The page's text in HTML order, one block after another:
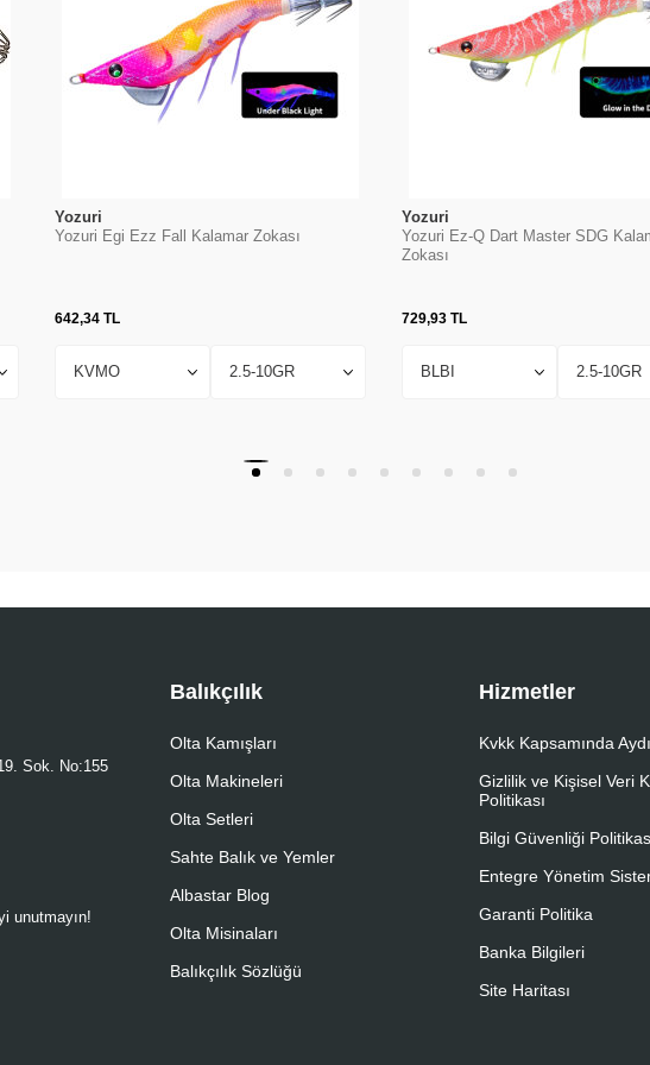
Yozuri
Yozuri Egi Ezz Fall Kalamar Zokası
642,34TL
Yozuri
Yozuri Ez-Q Dart Master SDG
Zokası
729,93 TL
Sok. No:155
unutmayın!
Balıkçılık
Olta Kamışları
Olta Makineleri
Olta Setleri
Sahte Balık ve Yemler
Albastar Blog
Olta Misinaları
Balıkçılık Sözlüğü
Hizmetler
Kvkk Kapsamında
Gizlilik ve Kişisel Veri
Politikası
Bilgi Güvenliği
Entegre Yönetim
Garanti Politika
Banka Bilgileri
Site Haritası